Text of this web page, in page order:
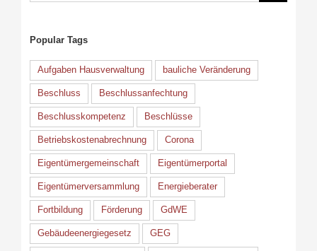
nach:
Popular Tags
Aufgaben Hausverwaltung bauliche Veränderung
Beschluss Beschlussanfechtung
Beschlusskompetenz Beschlüsse
Betriebskostenabrechnung Corona
Eigentümergemeinschaft Eigentümerportal
Eigentümerversammlung Energieberater
Fortbildung Förderung GdWE
Gebäudeenergiegesetz GEG